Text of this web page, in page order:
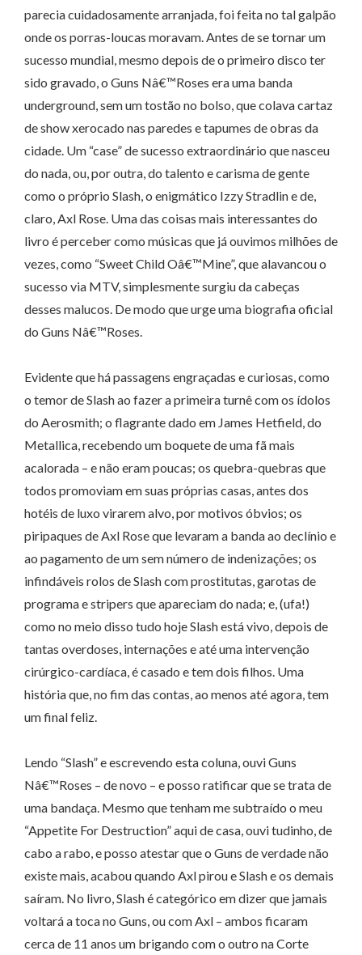
parecia cuidadosamente arranjada, foi feita no tal galpão
onde os porras-loucas moravam. Antes de se tornar um
sucesso mundial, mesmo depois de o primeiro disco ter
sido gravado, o Guns Nâ€™Roses era uma banda
underground, sem um tostão no bolso, que colava cartaz
de show xerocado nas paredes e tapumes de obras da
cidade. Um “case” de sucesso extraordinário que nasceu
do nada, ou, por outra, do talento e carisma de gente
como o próprio Slash, o enigmático Izzy Stradlin e de,
claro, Axl Rose. Uma das coisas mais interessantes do
livro é perceber como músicas que já ouvimos milhões de
vezes, como “Sweet Child Oâ€™Mine”, que alavancou o
sucesso via MTV, simplesmente surgiu da cabeças
desses malucos. De modo que urge uma biografia oficial
do Guns Nâ€™Roses.
Evidente que há passagens engraçadas e curiosas, como
o temor de Slash ao fazer a primeira turnê com os ídolos
do Aerosmith; o flagrante dado em James Hetfield, do
Metallica, recebendo um boquete de uma fã mais
acalorada – e não eram poucas; os quebra-quebras que
todos promoviam em suas próprias casas, antes dos
hotéis de luxo virarem alvo, por motivos óbvios; os
piripaques de Axl Rose que levaram a banda ao declínio e
ao pagamento de um sem número de indenizações; os
infindáveis rolos de Slash com prostitutas, garotas de
programa e stripers que apareciam do nada; e, (ufa!)
como no meio disso tudo hoje Slash está vivo, depois de
tantas overdoses, internações e até uma intervenção
cirúrgico-cardíaca, é casado e tem dois filhos. Uma
história que, no fim das contas, ao menos até agora, tem
um final feliz.
Lendo “Slash” e escrevendo esta coluna, ouvi Guns
Nâ€™Roses – de novo – e posso ratificar que se trata de
uma bandaça. Mesmo que tenham me subtraído o meu
“Appetite For Destruction” aqui de casa, ouvi tudinho, de
cabo a rabo, e posso atestar que o Guns de verdade não
existe mais, acabou quando Axl pirou e Slash e os demais
saíram. No livro, Slash é categórico em dizer que jamais
voltará a toca no Guns, ou com Axl – ambos ficaram
cerca de 11 anos um brigando com o outro na Corte